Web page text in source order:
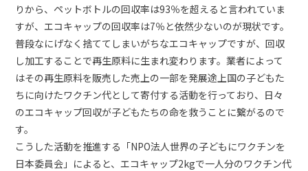
りから、ペットボトルの回収率は93％を超えると言われていま
すが、エコキャップの回収率は7％と依然少ないのが現状です。
普段なにげなく捨ててしまいがちなエコキャップですが、回収
し加工することで再生原料に生まれ変わります。業者によって
はその再生原料を販売した売上の一部を発展途上国の子どもた
ちに向けたワクチン代として寄付する活動を行っており、日々
のエコキャップ回収が子どもたちの命を救うことに繋がるので
す。
こうした活動を推進する「NPO法人世界の子どもにワクチンを
日本委員会」によると、エコキャップ2kgで一人分のワクチン代